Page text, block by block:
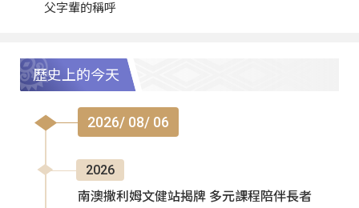
父字輩的稱呼
歷史上的今天
2026/ 08/ 06
2026
南澳撒利姆文健站揭牌 多元課程陪伴長者